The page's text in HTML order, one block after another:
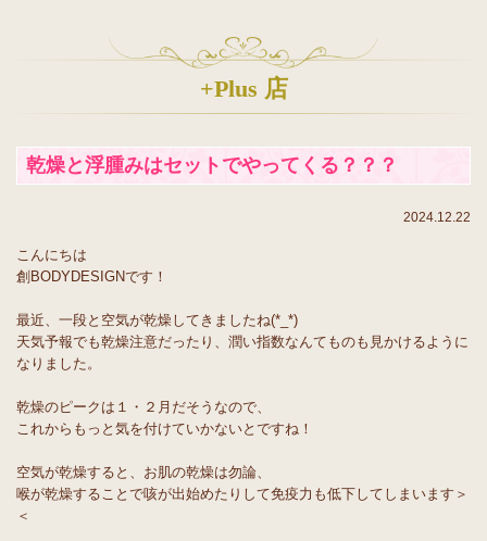
+Plus 店
乾燥と浮腫みはセットでやってくる？？？
2024.12.22
こんにちは
創BODYDESIGNです！
最近、一段と空気が乾燥してきましたね(*_*)
天気予報でも乾燥注意だったり、潤い指数なんてものも見かけるように
なりました。
乾燥のピークは１・２月だそうなので、
これからもっと気を付けていかないとですね！
空気が乾燥すると、お肌の乾燥は勿論、
喉が乾燥することで咳が出始めたりして免疫力も低下してしまいます＞
＜